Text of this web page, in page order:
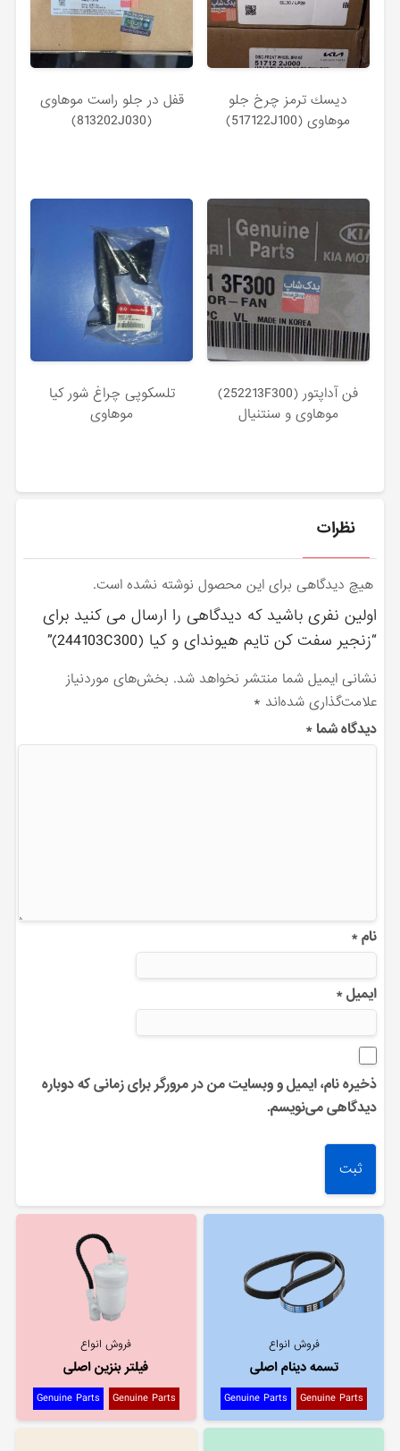
ديسك ترمز چرخ جلو
موهاوی (517122J100)
قفل در جلو راست موهاوی
(813202J030)
فن آداپتور (252213F300)
موهاوی و سنتنیال
تلسکوپی چراغ شور کیا
موهاوی
نظرات
هیچ دیدگاهی برای این محصول نوشته نشده است.
اولین نفری باشید که دیدگاهی را ارسال می کنید برای
“زنجير سفت كن تایم هیوندای و کیا (244103C300)”
نشانی ایمیل شما منتشر نخواهد شد. بخش‌های موردنیاز
علامت‌گذاری شده‌اند *
دیدگاه شما*
نام*
ایمیل*
ذخیره نام، ایمیل و وبسایت من در مرورگر برای زمانی که دوباره
دیدگاهی می‌نویسم.
فروش انواع
تسمه دینام اصلی
Genuine Parts
Genuine Parts
فروش انواع
فیلتر بنزین اصلی
Genuine Parts
Genuine Parts